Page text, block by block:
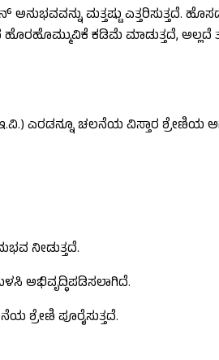
ಮತ್ತಷ್ಟು ಎತ್ತರಿಸುತ್ತದೆ.
ಕಡಿಮೆ ಮಾಡುತ್ತದೆ, ಅಲ್ಲದೆ
ಎರಡನ್ನೂ ಚಲನೆಯ ವಿಸ್ತಾರ ಶ್ರೇಣಿಯ
ನೀಡುತ್ತದೆ.
ಅಭಿವೃದ್ಧಿಪಡಿಸಲಾಗಿದೆ.
ಶ್ರೇಣಿ ಪೂರೈಸುತ್ತದೆ.